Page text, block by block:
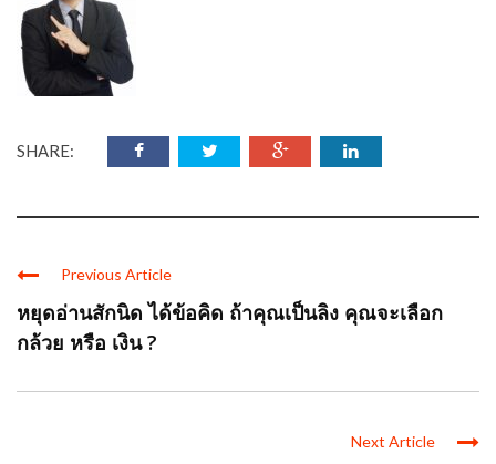
SHARE:
Previous Article
หยุดอ่านสักนิด ได้ข้อคิด ถ้าคุณเป็นลิง คุณจะเลือก
กล้วย หรือ เงิน ?
Next Article